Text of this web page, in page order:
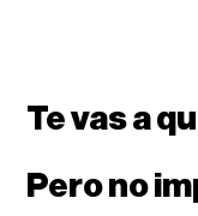
Te vas a
Pero no